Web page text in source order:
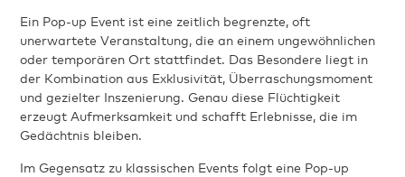
Ein Pop-up Event ist eine zeitlich begrenzte, oft
unerwartete Veranstaltung, die an einem ungewöhnlichen
oder temporären Ort stattfindet. Das Besondere liegt in
der Kombination aus Exklusivität, Überraschungsmoment
und gezielter Inszenierung. Genau diese Flüchtigkeit
erzeugt Aufmerksamkeit und schafft Erlebnisse, die im
Gedächtnis bleiben.
Im Gegensatz zu klassischen Events folgt eine Pop-up